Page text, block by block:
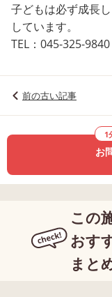
子どもは必ず成長
しています。
TEL：045-325-9840
前の古い記事
1
お
この
おす
まと